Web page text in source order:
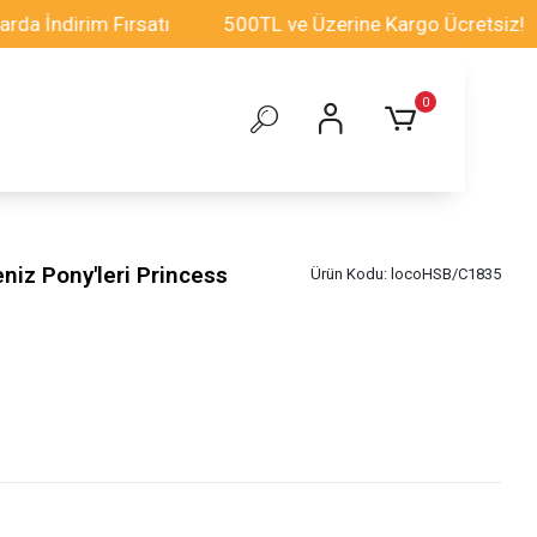
Fırsatı 500TL ve Üzerine Kargo Ücretsiz!
0
Pony'leri Princess Ürün Kodu: locoHSB/C1835